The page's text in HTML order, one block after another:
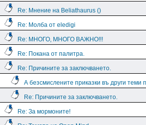
Re: Мнение на Beliathaurus ()
Re: Молба от eledigi
Re: МНОГО, МНОГО ВАЖНО!!!
Re: Покана от палитра.
Re: Причините за заключването.
А безсмислените приказки въ други теми
Re: Причините за заключването.
Re: За мормоните!